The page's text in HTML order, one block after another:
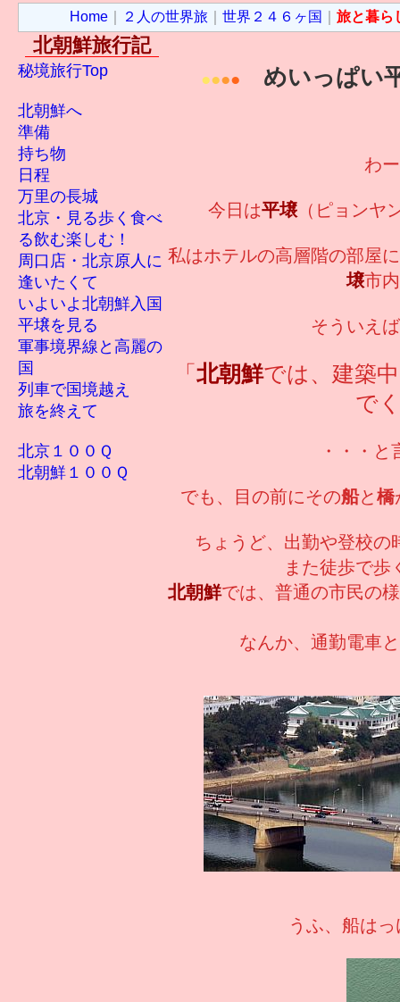
Home｜ ２人の世界旅 世界２４６ヶ国 旅と暮ら
北朝鮮旅行記
秘境旅行Top
北朝鮮へ
準備
持ち物
日程
万里の長城
北京・見る歩く食べ
る飲む楽しむ！
周口店・北京原人に
逢いたくて
いよいよ北朝鮮入国
平壌を見る
軍事境界線と高麗の
国
列車で国境越え
旅を終えて
北京１００Ｑ
北朝鮮１００Ｑ
●●●● めいっぱい
わ
今日は平壌 （ピョンヤ
私はホテルの高層階の部屋
壌市
そういえ
「 北朝鮮では、建築
で
・・・
でも、目の前にその船と橋
ちょうど、出勤や登校
また徒歩で歩
北朝鮮では、普通の市民の
なんか、通勤電車
うふ、船は